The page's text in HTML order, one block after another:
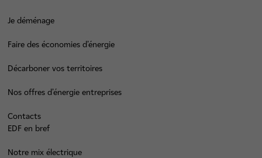
Je déménage
Faire des économies d’énergie
Décarboner vos territoires
Nos offres d’énergie entreprises
Contacts
EDF en bref
Notre mix électrique